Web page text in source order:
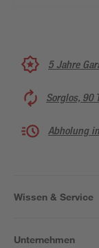
5 Jahre
Sorglos, 90
Abholung
Wissen & Service
Unternehmen